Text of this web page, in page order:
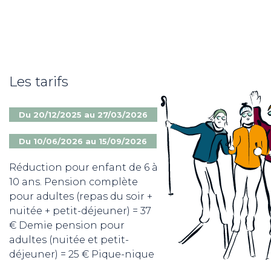
Les tarifs
Du 20/12/2025 au 27/03/2026
Du 10/06/2026 au 15/09/2026
Réduction pour enfant de 6 à
10 ans. Pension complète
pour adultes (repas du soir +
nuitée + petit-déjeuner) = 37
€ Demie pension pour
adultes (nuitée et petit-
déjeuner) = 25 € Pique-nique